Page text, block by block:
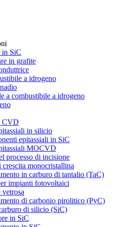
in SiC
in grafite
a idrogeno
a combustibile a idrogeno
CVD
in silicio
epitassiali in SiC
MOCVD
processo di incisione
crescita monocristallina
in carburo di tantalio (TaC)
impianti fotovoltaici
di carbonio pirolitico (PyC)
di silicio (SiC)
in SiC